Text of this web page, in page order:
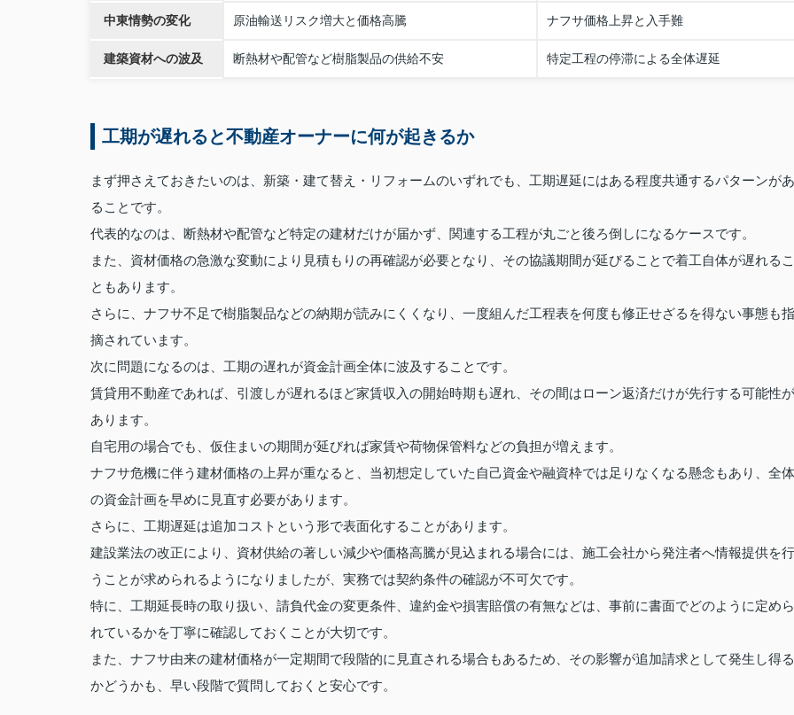
中東情勢の変化 原油輸送リスク増大と価格高騰 ナフサ価格上昇と入手難
建築資材への波及 断熱材や配管など樹脂製品の供給不安 特定工程の停滞による全体遅延
工期が遅れると不動産オーナーに何が起きるか
まず押さえておきたいのは、新築・建て替え・リフォームのいずれでも、工期遅延にはある程度共通するパターンがあ
ることです。
代表的なのは、断熱材や配管など特定の建材だけが届かず、関連する工程が丸ごと後ろ倒しになるケースです。
また、資材価格の急激な変動により見積もりの再確認が必要となり、その協議期間が延びることで着工自体が遅れるこ
ともあります。
さらに、ナフサ不足で樹脂製品などの納期が読みにくくなり、一度組んだ工程表を何度も修正せざるを得ない事態も指
摘されています。
次に問題になるのは、工期の遅れが資金計画全体に波及することです。
賃貸用不動産であれば、引渡しが遅れるほど家賃収入の開始時期も遅れ、その間はローン返済だけが先行する可能性が
あります。
自宅用の場合でも、仮住まいの期間が延びれば家賃や荷物保管料などの負担が増えます。
ナフサ危機に伴う建材価格の上昇が重なると、当初想定していた自己資金や融資枠では足りなくなる懸念もあり、全体
の資金計画を早めに見直す必要があります。
さらに、工期遅延は追加コストという形で表面化することがあります。
建設業法の改正により、資材供給の著しい減少や価格高騰が見込まれる場合には、施工会社から発注者へ情報提供を行
うことが求められるようになりましたが、実務では契約条件の確認が不可欠です。
特に、工期延長時の取り扱い、請負代金の変更条件、違約金や損害賠償の有無などは、事前に書面でどのように定めら
れているかを丁寧に確認しておくことが大切です。
また、ナフサ由来の建材価格が一定期間で段階的に見直される場合もあるため、その影響が追加請求として発生し得る
かどうかも、早い段階で質問しておくと安心です。